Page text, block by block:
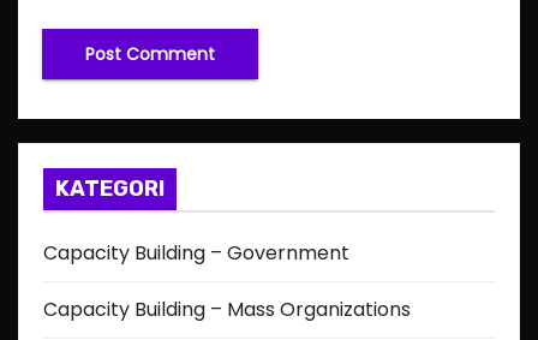
KATEGORI
Capacity Building – Government
Capacity Building – Mass Organizations